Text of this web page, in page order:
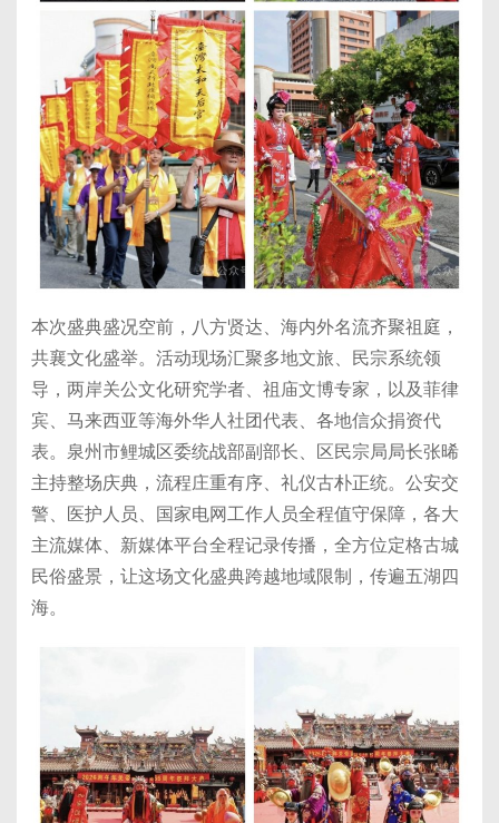
本次盛典盛况空前，八方贤达、海内外名流齐聚祖庭，
共襄文化盛举。活动现场汇聚多地文旅、民宗系统领
导，两岸关公文化研究学者、祖庙文博专家，以及菲律
宾、马来西亚等海外华人社团代表、各地信众捐资代
表。泉州市鲤城区委统战部副部长、区民宗局局长张晞
主持整场庆典，流程庄重有序、礼仪古朴正统。公安交
警、医护人员、国家电网工作人员全程值守保障，各大
主流媒体、新媒体平台全程记录传播，全方位定格古城
民俗盛景，让这场文化盛典跨越地域限制，传遍五湖四
海。